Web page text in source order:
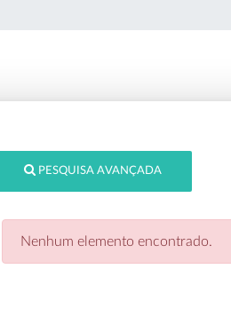
PESQUISA AVANÇADA
Nenhum elemento encontrado.